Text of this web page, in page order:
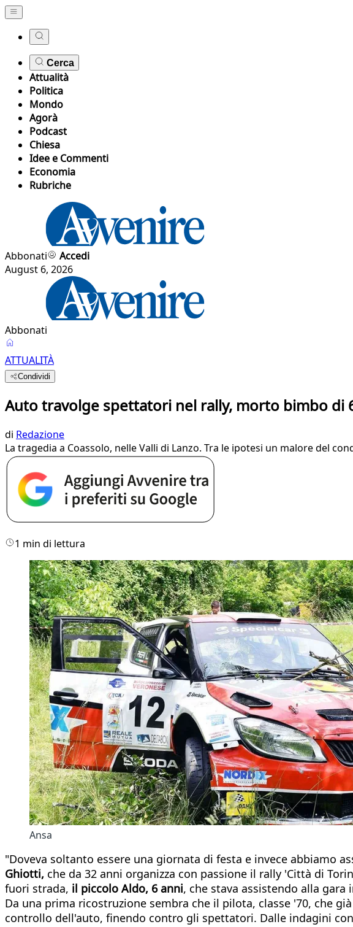
Cerca
Attualità
Politica
Mondo
Agorà
Podcast
Chiesa
Idee e Commenti
Economia
Rubriche
Abbonati
Accedi
August 6, 2026
Abbonati
ATTUALITÀ
Condividi
Auto travolge spettatori nel rally, morto bimbo di
di Redazione
La tragedia a Coassolo, nelle Valli di Lanzo. Tra le ipotesi un malore del
1 min di lettura
Ansa
"Doveva soltanto essere una giornata di festa e invece abbiamo
Ghiotti, che da 32 anni organizza con passione il rally 'Città di
fuori strada, il piccolo Aldo, 6 anni, che stava assistendo alla
Da una prima ricostruzione sembra che il pilota, classe '70, che
controllo dell'auto, finendo contro gli spettatori. Dalle indagini